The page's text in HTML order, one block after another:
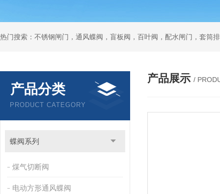
热门搜索：不锈钢闸门，通风蝶阀，盲板阀，百叶阀，配水闸门，套筒
产品分类
PRODUCT CATEGORY
蝶阀系列
煤气切断阀
电动方形通风蝶阀
产品展示 /